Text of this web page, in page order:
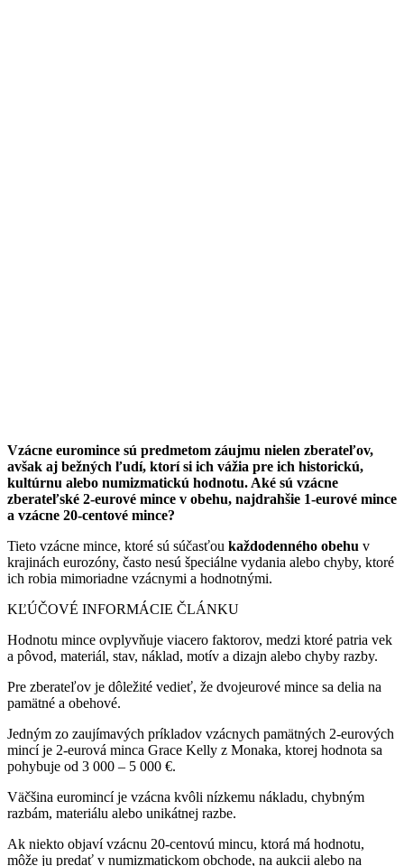
Vzácne euromince sú predmetom záujmu nielen zberateľov,
avšak aj bežných ľudí, ktorí si ich vážia pre ich historickú,
kultúrnu alebo numizmatickú hodnotu. Aké sú vzácne
zberateľské 2-eurové mince v obehu, najdrahšie 1-eurové mince
a vzácne 20-centové mince?
Tieto vzácne mince, ktoré sú súčasťou každodenného obehu v
krajinách eurozóny, často nesú špeciálne vydania alebo chyby, ktoré
ich robia mimoriadne vzácnymi a hodnotnými.
KĽÚČOVÉ INFORMÁCIE ČLÁNKU
Hodnotu mince ovplyvňuje viacero faktorov, medzi ktoré patria vek
a pôvod, materiál, stav, náklad, motív a dizajn alebo chyby razby.
Pre zberateľov je dôležité vedieť, že dvojeurové mince sa delia na
pamätné a obehové.
Jedným zo zaujímavých príkladov vzácnych pamätných 2-eurových
mincí je 2-eurová minca Grace Kelly z Monaka, ktorej hodnota sa
pohybuje od 3 000 – 5 000 €.
Väčšina euromincí je vzácna kvôli nízkemu nákladu, chybným
razbám, materiálu alebo unikátnej razbe.
Ak niekto objaví vzácnu 20-centovú mincu, ktorá má hodnotu,
môže ju predať v numizmatickom obchode, na aukcii alebo na